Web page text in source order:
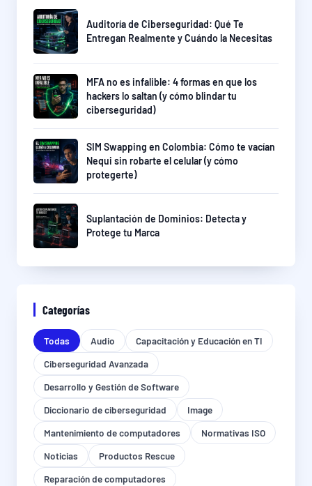
Auditoría de Ciberseguridad: Qué Te
Entregan Realmente y Cuándo la Necesitas
MFA no es infalible: 4 formas en que los
hackers lo saltan (y cómo blindar tu
ciberseguridad)
SIM Swapping en Colombia: Cómo te vacían
Nequi sin robarte el celular (y cómo
protegerte)
Suplantación de Dominios: Detecta y
Protege tu Marca
Categorías
Todas Audio
Capacitación y Educación en TI
Ciberseguridad Avanzada
Desarrollo y Gestión de Software
Diccionario de ciberseguridad
Image
Mantenimiento de computadores
Normativas ISO
Noticias
Productos Rescue
Reparación de computadores